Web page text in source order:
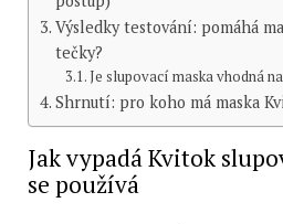
Výsledky testování: pomáhá
tečky?
Je slupovací maska vhodná
Shrnutí: pro koho má maska
Jak vypadá Kvitok
se používá